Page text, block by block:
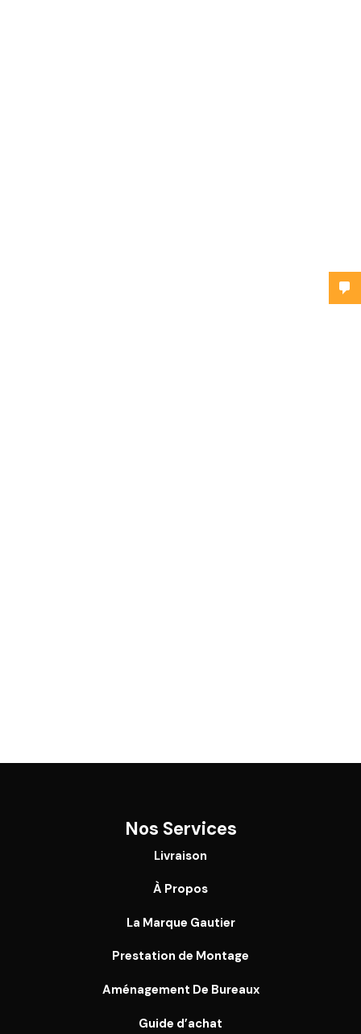
Nos Services
Livraison
À Propos
La Marque Gautier
Prestation de Montage
Aménagement De Bureaux
Guide d’achat